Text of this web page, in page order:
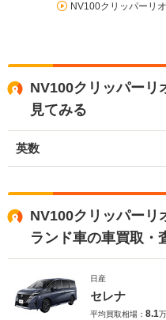
NV100クリッパーリ
NV100クリッパーリ
見てみる
英数
NV100クリッパーリ
ランド車の車買取・
日産
セレナ
平均買取相場： 8.1